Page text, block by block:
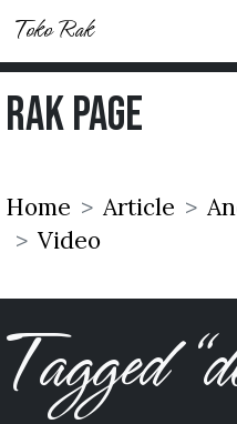
Toko Rak
Rak Page
Home Article
Video
Tagged